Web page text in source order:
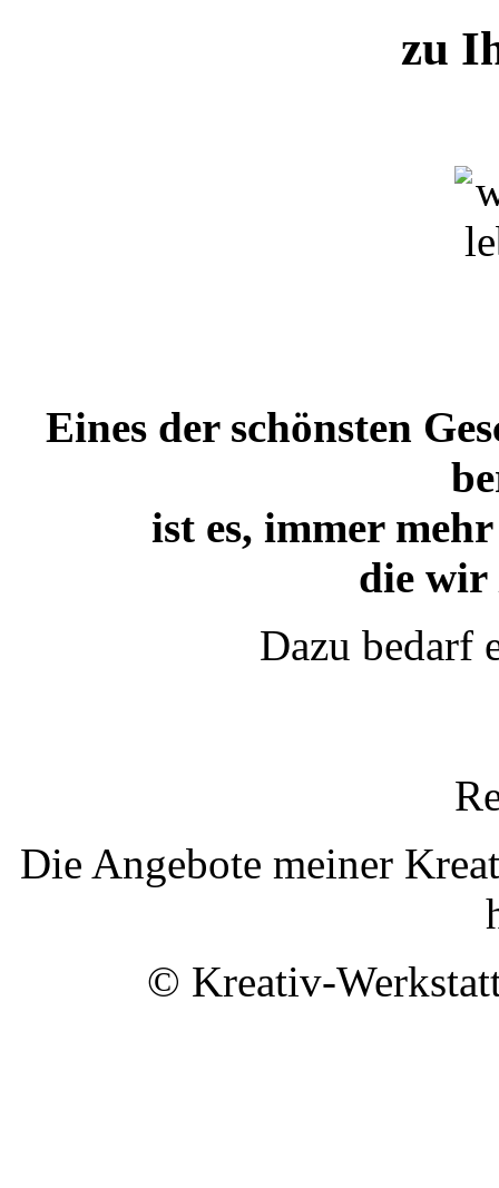
zu
Eines der schönsten
ist es, immer
die wir
Dazu bedarf
Die Angebote meiner
© Kreativ-